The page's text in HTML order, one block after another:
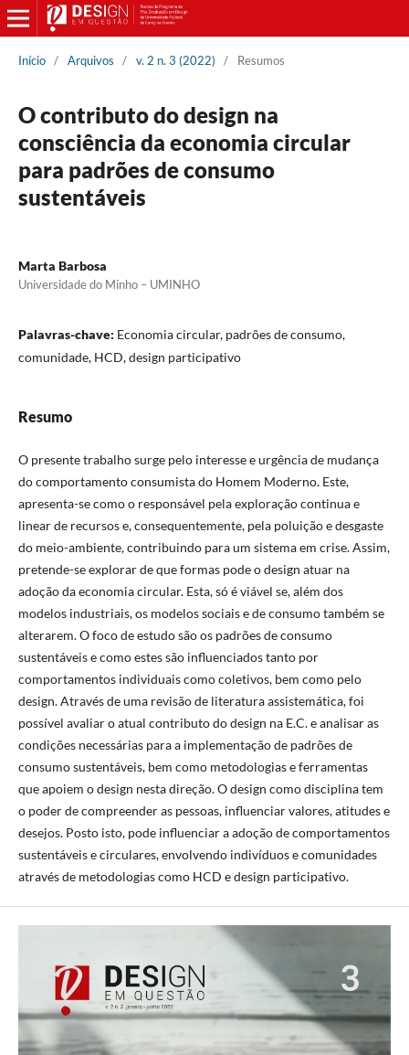
Início / Arquivos / v. 2 n. 3 (2022) / Resumos
O contributo do design na
consciência da economia circular
para padrões de consumo
sustentáveis
Marta Barbosa
Universidade do Minho – UMINHO
Palavras-chave: Economia circular, padrões de consumo,
comunidade, HCD, design participativo
Resumo
O presente trabalho surge pelo interesse e urgência de mudança
do comportamento consumista do Homem Moderno. Este,
apresenta-se como o responsável pela exploração continua e
linear de recursos e, consequentemente, pela poluição e desgaste
do meio-ambiente, contribuindo para um sistema em crise. Assim,
pretende-se explorar de que formas pode o design atuar na
adoção da economia circular. Esta, só é viável se, além dos
modelos industriais, os modelos sociais e de consumo também se
alterarem. O foco de estudo são os padrões de consumo
sustentáveis e como estes são influenciados tanto por
comportamentos individuais como coletivos, bem como pelo
design. Através de uma revisão de literatura assistemática, foi
possível avaliar o atual contributo do design na E.C. e analisar as
condições necessárias para a implementação de padrões de
consumo sustentáveis, bem como metodologias e ferramentas
que apoiem o design nesta direção. O design como disciplina tem
o poder de compreender as pessoas, influenciar valores, atitudes e
desejos. Posto isto, pode influenciar a adoção de comportamentos
sustentáveis e circulares, envolvendo indivíduos e comunidades
através de metodologias como HCD e design participativo.